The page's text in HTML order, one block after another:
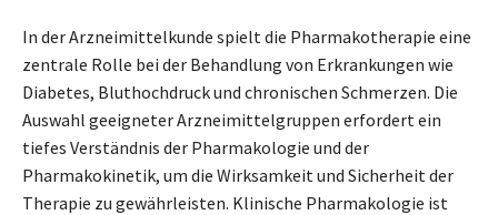
In der Arzneimittelkunde spielt die Pharmakotherapie eine
zentrale Rolle bei der Behandlung von Erkrankungen wie
Diabetes, Bluthochdruck und chronischen Schmerzen. Die
Auswahl geeigneter Arzneimittelgruppen erfordert ein
tiefes Verständnis der Pharmakologie und der
Pharmakokinetik, um die Wirksamkeit und Sicherheit der
Therapie zu gewährleisten. Klinische Pharmakologie ist